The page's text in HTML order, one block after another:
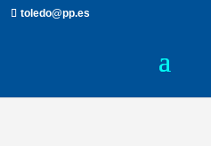
toledo@pp.es